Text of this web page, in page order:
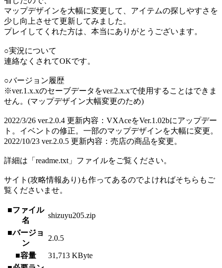
マップデザインを大幅に変更して、アイテムの探しやすさを
少し向上させて更新してみました。
プレイしてくれた方は、本当にありがとうございます。
○実況について
連絡なくされてOKです。
○バージョン履歴
※ver.1.x.xのセーブデータをver.2.x.xで使用することはできま
せん。(マップデザイン大幅変更のため)
2022/3/26 ver.2.0.4 更新内容：VXAceをVer.1.02bにアップデー
ト。イベントの修正。一部のマップデザインを大幅に変更。
2022/10/23 ver.2.0.5 更新内容：売店の商品を変更。
詳細は「readme.txt」ファイルをご覧ください。
サイト(攻略情報あり)も作ってあるのでよければそちらもご
覧くださいませ。
■ファイル
名
shizuyu205.zip
■バージョ
ン
2.0.5
■容量
31,713 KByte